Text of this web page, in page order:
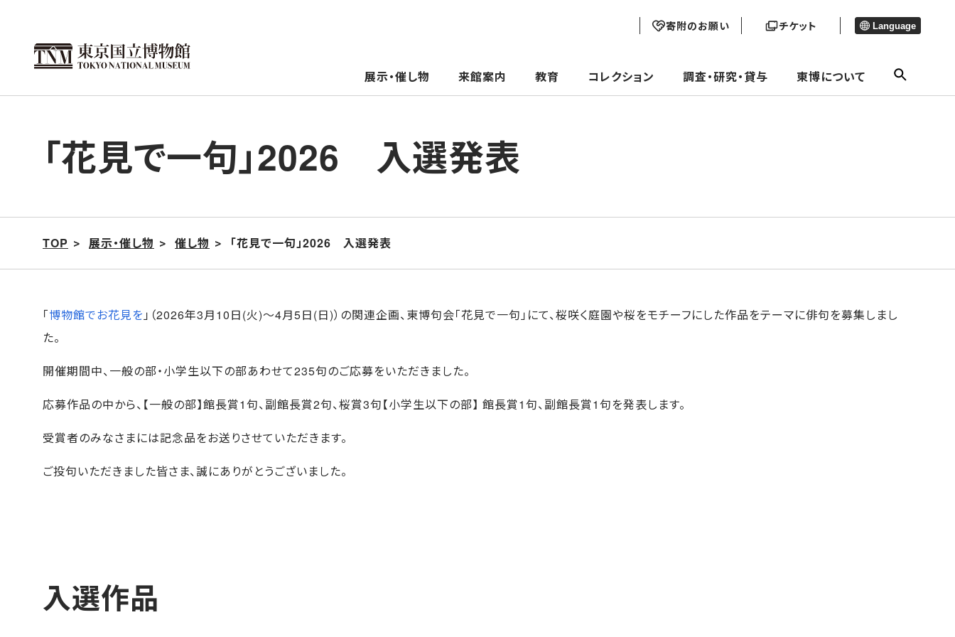
移
寄附のお願い チケット Language
展示・催し物 来館案内 教育 コレクション 調査・研究・貸与 東博について
「花見で一句」2026 入選発表
TOP 展示・催し物 催し物 「花見で一句」2026 入選発表
「博物館でお花見を」（2026年3月10日(火)～4月5日(日)）の関連企画、東博句会「花見で一句」にて、桜咲く庭園や桜をモチーフにした作品をテーマに俳句を募集しまし
た。
開催期間中、一般の部・小学生以下の部あわせて235句のご応募をいただきました。
応募作品の中から、【一般の部】館長賞1句、副館長賞2句、桜賞3句【小学生以下の部】 館長賞1句、副館長賞1句を発表します。
受賞者のみなさまには記念品をお送りさせていただきます。
ご投句いただきました皆さま、誠にありがとうございました。
入選作品